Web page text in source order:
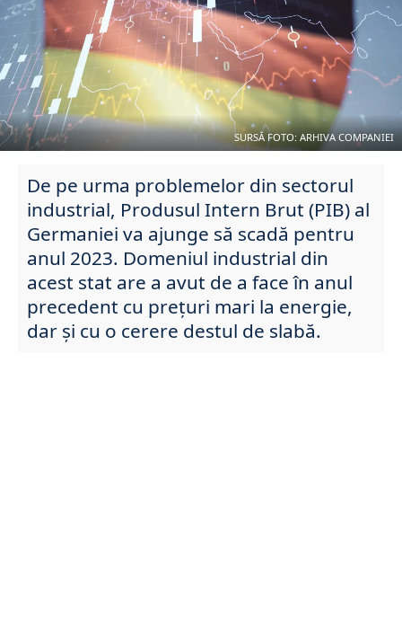
SURSĂ FOTO: ARHIVA COMPANIEI
De pe urma problemelor din sectorul
industrial, Produsul Intern Brut (PIB) al
Germaniei va ajunge să scadă pentru
anul 2023. Domeniul industrial din
acest stat are a avut de a face în anul
precedent cu prețuri mari la energie,
dar și cu o cerere destul de slabă.